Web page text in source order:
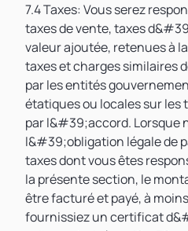
7.4 Taxes: Vous serez
taxes de vente, taxes
valeur ajoutée, retenues à
taxes et charges similaires
par les entités
étatiques ou locales sur
par l&#39;accord. Lorsque
l&#39;obligation légale de
taxes dont vous êtes
la présente section, le
être facturé et payé, à
fournissiez un certificat